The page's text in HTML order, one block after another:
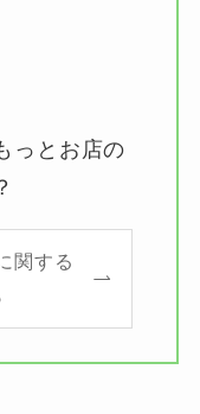
っとお店の
関する